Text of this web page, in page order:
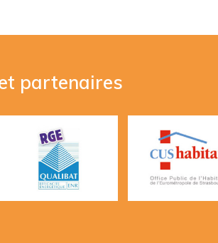
partenaires